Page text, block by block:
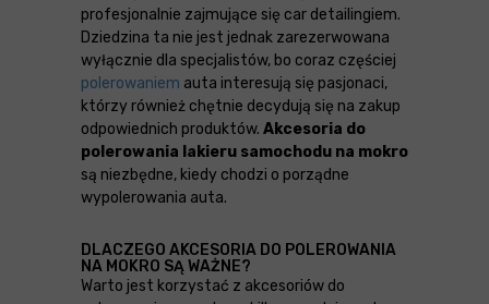
profesjonalnie zajmujące się car detailingiem.
Dziedzina ta nie jest jednak zarezerwowana
wyłącznie dla specjalistów, bo coraz częściej
polerowaniem auta interesują się pasjonaci,
którzy również chętnie decydują się na zakup
odpowiednich produktów. Akcesoria do
polerowania lakieru samochodu na mokro
są niezbędne, kiedy chodzi o porządne
wypolerowania auta.
DLACZEGO AKCESORIA DO POLEROWANIA
NA MOKRO SĄ WAŻNE?
Warto jest korzystać z akcesoriów do